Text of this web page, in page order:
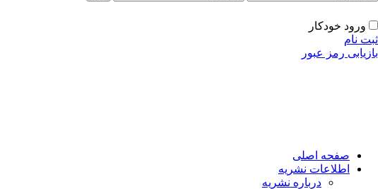
ورود خودکار
ثبت نام
بازیابی رمز عبور
صفحه اصلی
اطلاعات نشریه
درباره نشریه